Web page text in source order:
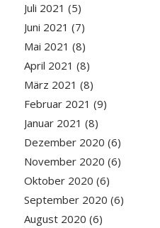
Juli 2021 (5)
Juni 2021 (7)
Mai 2021 (8)
April 2021 (8)
März 2021 (8)
Februar 2021 (9)
Januar 2021 (8)
Dezember 2020 (6)
November 2020 (6)
Oktober 2020 (6)
September 2020 (6)
August 2020 (6)